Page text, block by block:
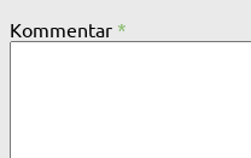
Kommentar *